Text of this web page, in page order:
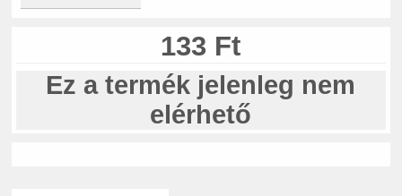
133 Ft
Ez a termék jelenleg nem
elérhető